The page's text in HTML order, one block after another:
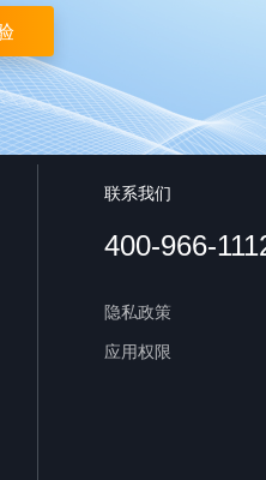
联系我们
400-966-
隐私政策
应用权限